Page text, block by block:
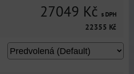
27049 Kč s DPH
22355 Kč